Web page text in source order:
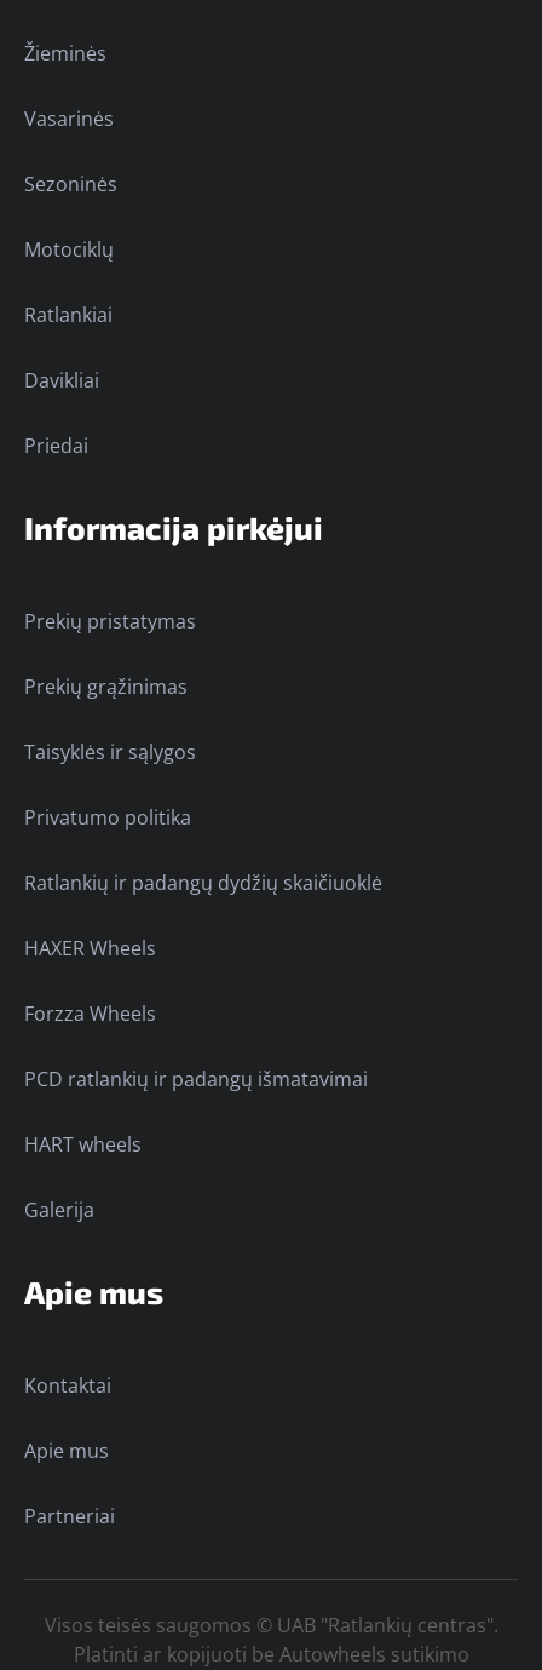
Žieminės
Vasarinės
Sezoninės
Motociklų
Ratlankiai
Davikliai
Priedai
Informacija pirkėjui
Prekių pristatymas
Prekių grąžinimas
Taisyklės ir sąlygos
Privatumo politika
Ratlankių ir padangų dydžių skaičiuoklė
HAXER Wheels
Forzza Wheels
PCD ratlankių ir padangų išmatavimai
HART wheels
Galerija
Apie mus
Kontaktai
Apie mus
Partneriai
Visos teisės saugomos © UAB "Ratlankių centras".
Platinti ar kopijuoti be Autowheels sutikimo